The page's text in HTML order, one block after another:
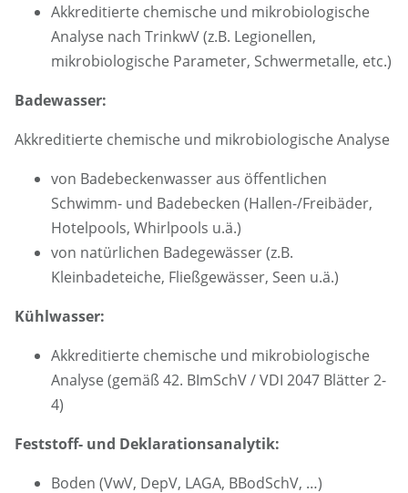
Akkreditierte chemische und mikrobiologische
Analyse nach TrinkwV (z.B. Legionellen,
mikrobiologische Parameter, Schwermetalle, etc.)
Badewasser:
Akkreditierte chemische und mikrobiologische Analyse
von Badebeckenwasser aus öffentlichen
Schwimm- und Badebecken (Hallen-/Freibäder,
Hotelpools, Whirlpools u.ä.)
von natürlichen Badegewässer (z.B.
Kleinbadeteiche, Fließgewässer, Seen u.ä.)
Kühlwasser:
Akkreditierte chemische und mikrobiologische
Analyse (gemäß 42. BImSchV / VDI 2047 Blätter 2-
4)
Feststoff- und Deklarationsanalytik:
Boden (VwV, DepV, LAGA, BBodSchV, …)